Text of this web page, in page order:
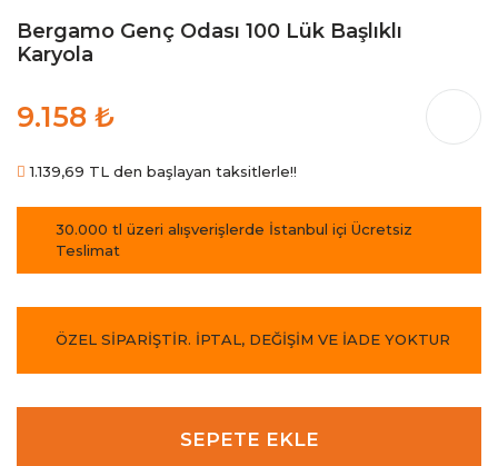
Bergamo Genç Odası 100 Lük Başlıklı
Karyola
9.158 ₺
1.139,69 TL den başlayan taksitlerle!!
30.000 tl üzeri alışverişlerde İstanbul içi Ücretsiz
Teslimat
ÖZEL SİPARİŞTİR. İPTAL, DEĞİŞİM VE İADE YOKTUR
SEPETE EKLE